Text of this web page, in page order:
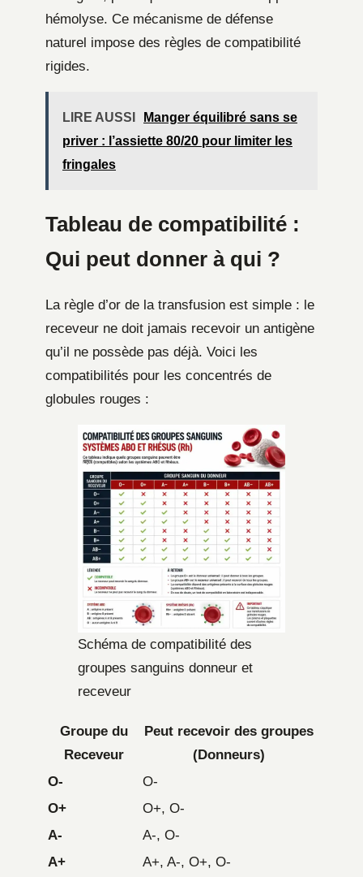
hémolyse. Ce mécanisme de défense
naturel impose des règles de compatibilité
rigides.
LIRE AUSSI
Manger équilibré sans se
priver : l’assiette 80/20 pour limiter les
fringales
Tableau de compatibilité :
Qui peut donner à qui ?
La règle d’or de la transfusion est simple : le
receveur ne doit jamais recevoir un antigène
qu’il ne possède pas déjà. Voici les
compatibilités pour les concentrés de
globules rouges :
Schéma de compatibilité des
groupes sanguins donneur et
receveur
Groupe du
Receveur
Peut recevoir des groupes
(Donneurs)
O-
O-
O+
O+, O-
A-
A-, O-
A+
A+, A-, O+, O-